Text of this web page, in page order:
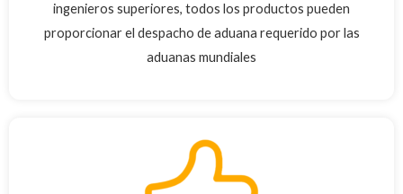
ingenieros superiores, todos los productos pueden
proporcionar el despacho de aduana requerido por las
aduanas mundiales